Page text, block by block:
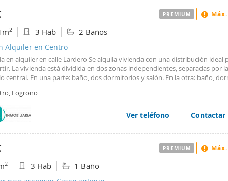
2 3 Hab 2 Baños
Alquiler en Centro
en alquiler en calle Lardero Se alquila vivienda con una distribución ideal
La vivienda está dividida en dos zonas independientes, separadas por
central. En una parte: baño, dos dormitorios y salón. En la otra: baño,
únicamente la cocina. Incluye gastos de comunidad y calefacción
individual. Se requiere dos meses de fianza. No se admiten mascotas. Más
en Inmobiliaria Iberia.
Logroño
Ver teléfono Contactar
PREMIUM
2 3 Hab 1 Baño
PREMIUM